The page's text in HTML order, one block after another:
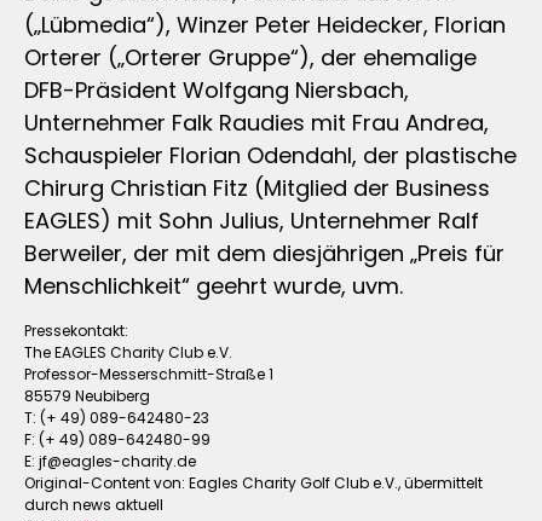
(„Lübmedia“), Winzer Peter Heidecker, Florian
Orterer („Orterer Gruppe“), der ehemalige
DFB-Präsident Wolfgang Niersbach,
Unternehmer Falk Raudies mit Frau Andrea,
Schauspieler Florian Odendahl, der plastische
Chirurg Christian Fitz (Mitglied der Business
EAGLES) mit Sohn Julius, Unternehmer Ralf
Berweiler, der mit dem diesjährigen „Preis für
Menschlichkeit“ geehrt wurde, uvm.
Pressekontakt:
The EAGLES Charity Club e.V.
Professor-Messerschmitt-Straße 1
85579 Neubiberg
T: (+ 49) 089-642480-23
F: (+ 49) 089-642480-99
E: jf@eagles-charity.de
Original-Content von: Eagles Charity Golf Club e.V., übermittelt
durch news aktuell